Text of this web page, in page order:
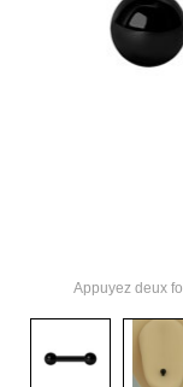
Appuyez deux